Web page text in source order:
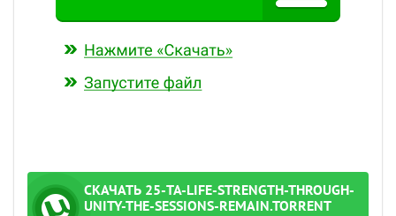
СКАЧАТЬ 25-TA-LIFE-STRENGTH-THROUGH-
UNITY-THE-SESSIONS-REMAIN.TORRENT